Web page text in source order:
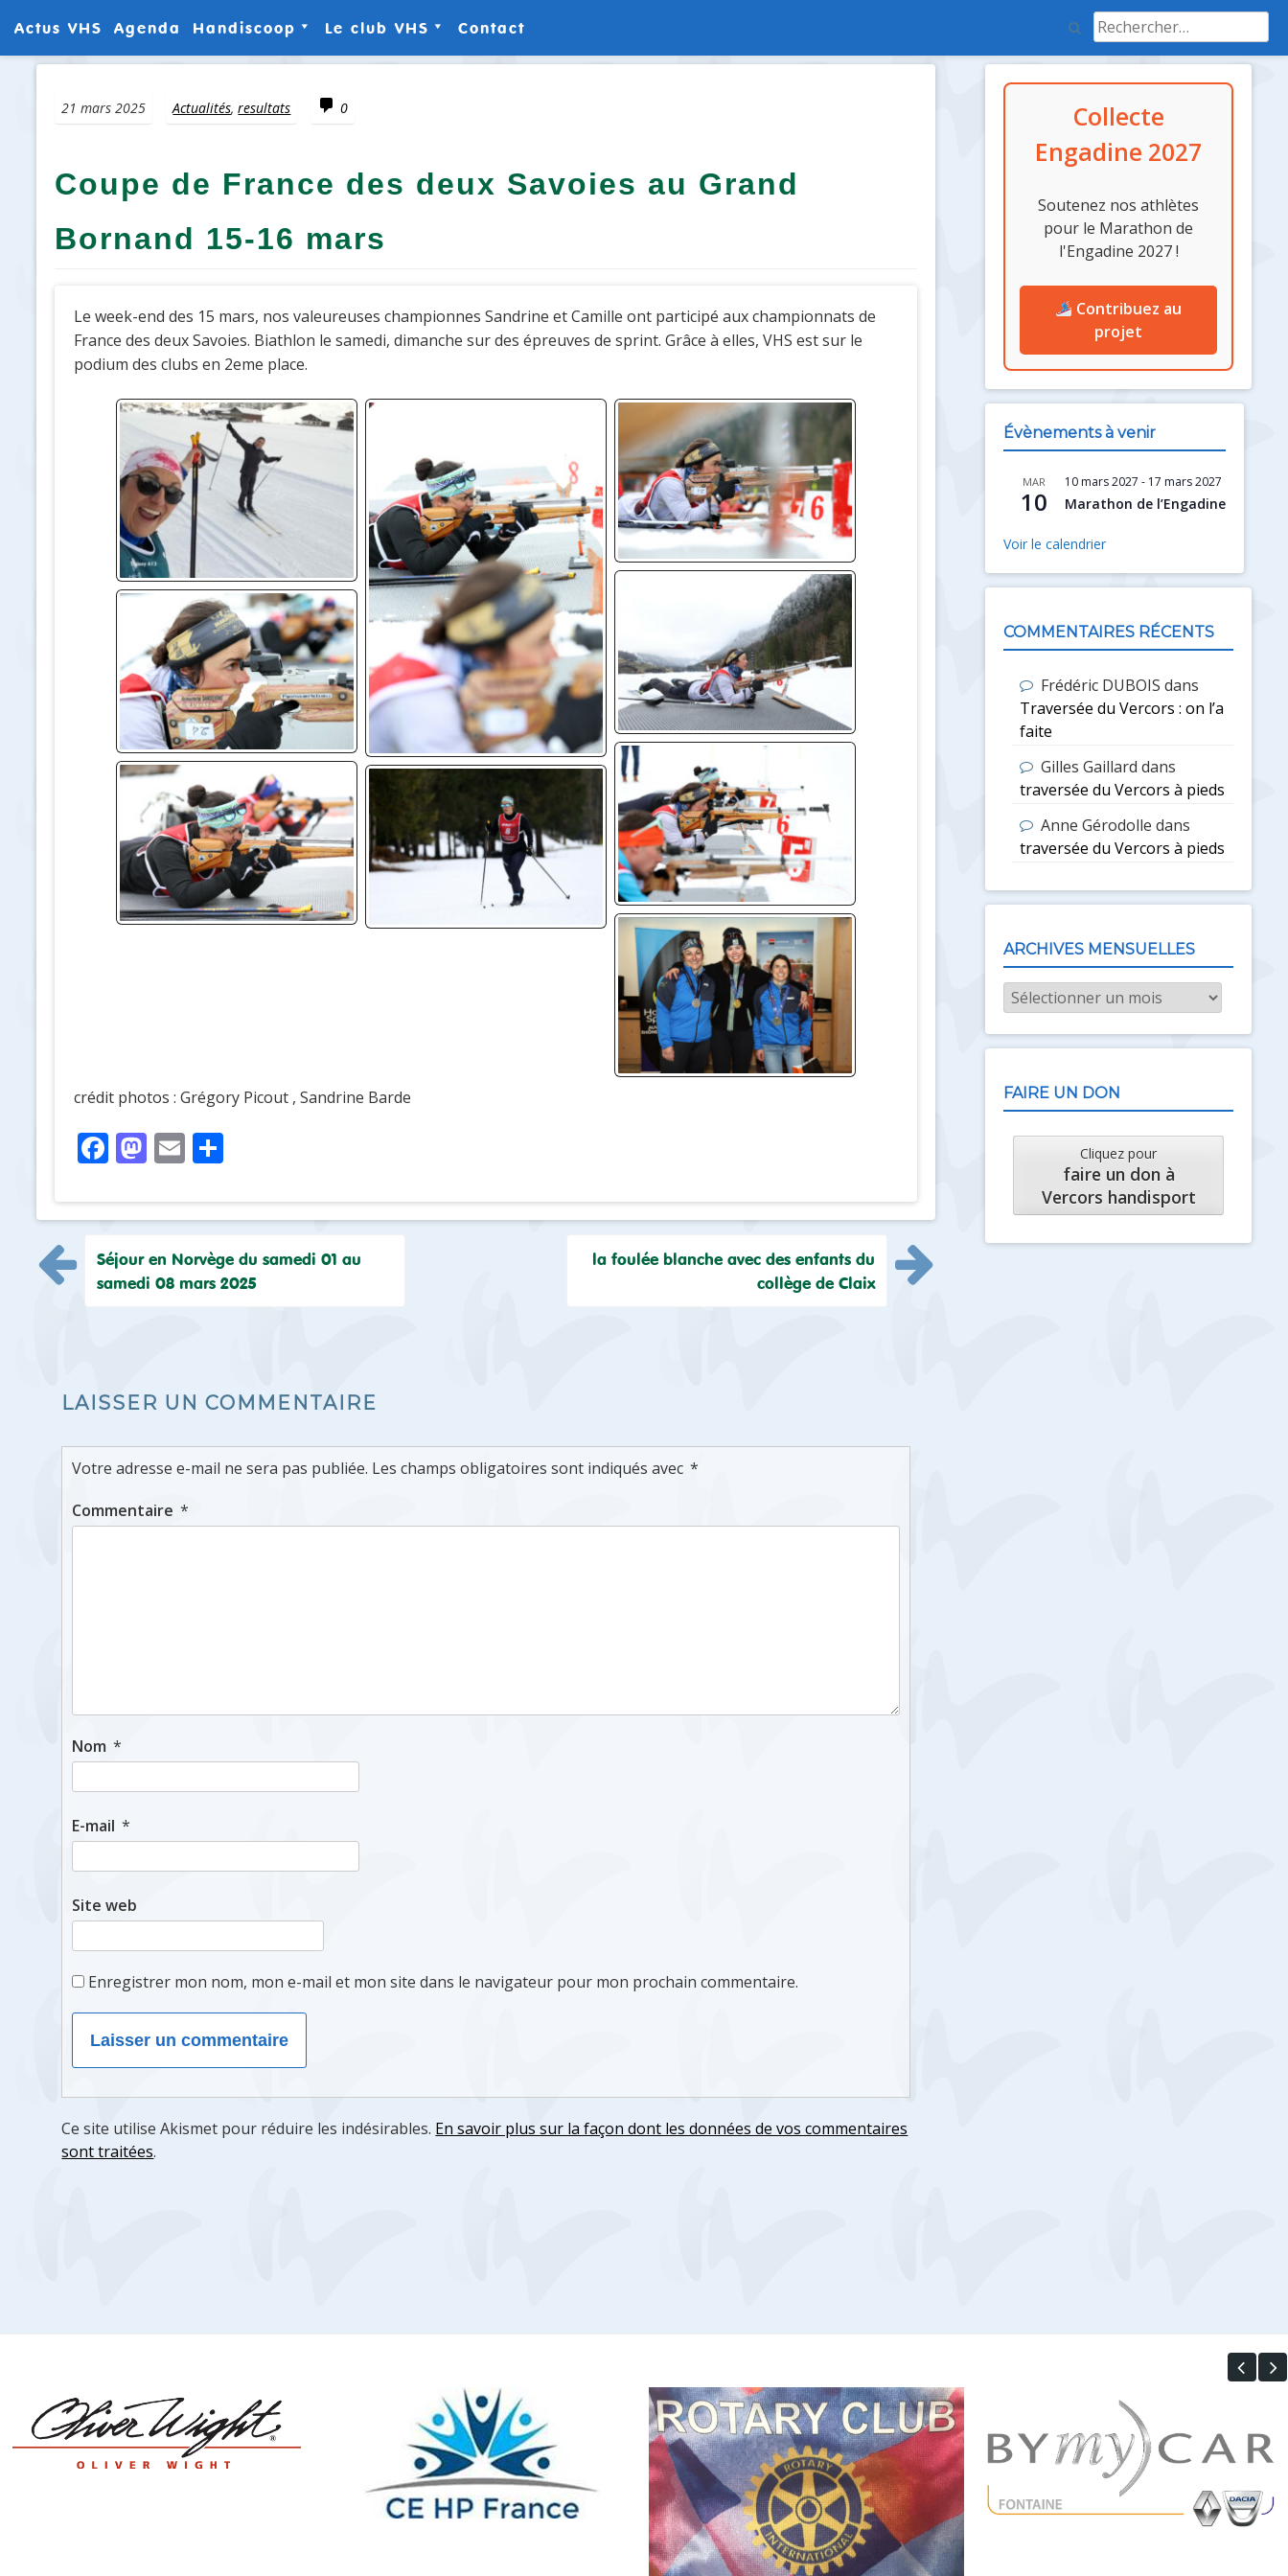
Aller
Actus VHS Agenda Handiscoop
Manuel d’aide au
Guidage à Ski
Biathlon pour mal et
Finlandia
Le club VHS
Les galeries-Photos
de VHS
de VHS
Contact
Rechercher :
21 mars 2025 Actualités,resultats 0Commentaire
Coupe de France des deux Savoies au Grand
Bornand 15-16 mars
Le week-end des 15 mars, nos valeureuses championnes Sandrine et Camille ont participé aux championnats de
France des deux Savoies. Biathlon le samedi, dimanche sur des épreuves de sprint. Grâce à elles, VHS est sur le
podium des clubs en 2eme place.
crédit photos : Grégory Picout , Sandrine Barde
F
e
b
o
o
M
to
d
o
n
E
ai
l
ta
g
er
Navigation
Séjour en Norvège du samedi 01 au
samedi 08 mars 2025
la foulée blanche avec des enfants du
collège de Claix
LAISSER UN COMMENTAIRE
Votre adresse e-mail ne sera pas publiée. Les champs obligatoires sont indiqués avec *
Commentaire *
Nom *
E-mail *
Site web
Enregistrer mon nom, mon e-mail et mon site dans le navigateur pour mon prochain commentaire.
Ce site utilise Akismet pour réduire les indésirables. En savoir plus sur la façon dont les données de vos commentaires
sont traitées.
Colonne
latéraleCollecte
Engadine 2027
Soutenez nos athlètes
pour le Marathon de
l'Engadine 2027 !
Contribuez au
projet
Évènements à venir
MAR
10
10 mars 2027 - 17 mars 2027
Marathon de l’Engadine
Voir le calendrier
COMMENTAIRES RÉCENTS
Frédéric DUBOIS dans
Traversée du Vercors : on l’a
faite
Gilles Gaillard dans
traversée du Vercors à pieds
Anne Gérodolle dans
traversée du Vercors à pieds
ARCHIVES MENSUELLES
Archives
mensuelles
FAIRE UN DON
Cliquez pour
faire un don à
Vercors handisport